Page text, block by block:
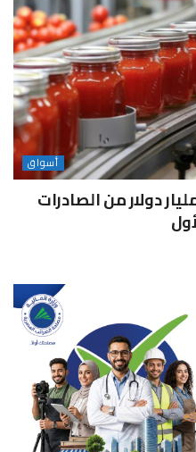
أسواق
أسواق تستحوذ على 1.6 مليار دولار من الصادرات